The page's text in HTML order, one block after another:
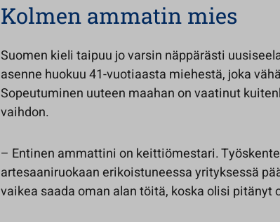
Kolmen ammatin mies
Suomen kieli taipuu jo varsin näppärästi
asenne huokuu 41-vuotiaasta miehestä, joka
Sopeutuminen uuteen maahan on vaatinut
vaihdon.
– Entinen ammattini on keittiömestari.
artesaaniruokaan erikoistuneessa yrityksessä
vaikea saada oman alan töitä, koska olisi pitänyt